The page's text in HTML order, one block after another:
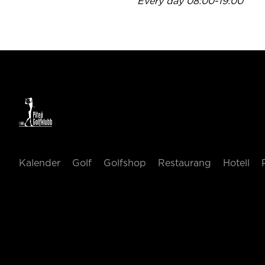
Kalender Golf Golfshop Restaurang Hotell